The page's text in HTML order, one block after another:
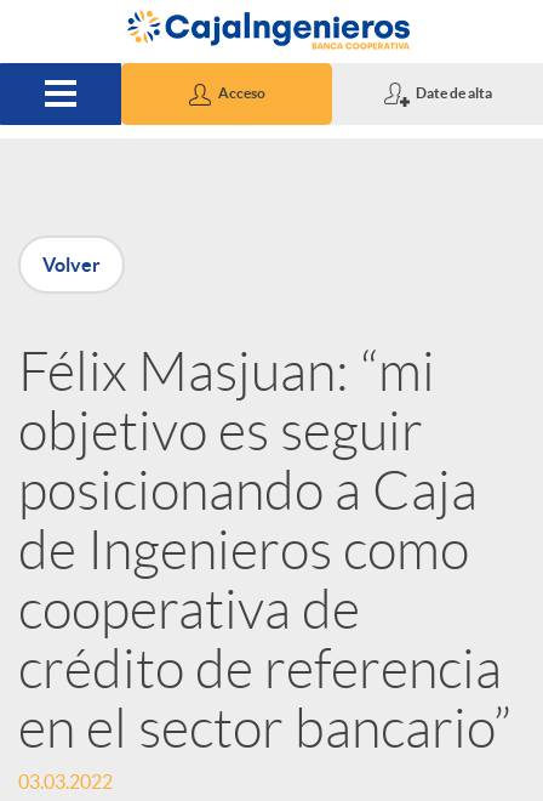
Saltar al contenido principal
Acceso Date de alta
P
u
b
l
i
c
a
d
Volver
Félix Masjuan: “mi
objetivo es seguir
posicionando a Caja
de Ingenieros como
cooperativa de
crédito de referencia
en el sector bancario”
03.03.2022